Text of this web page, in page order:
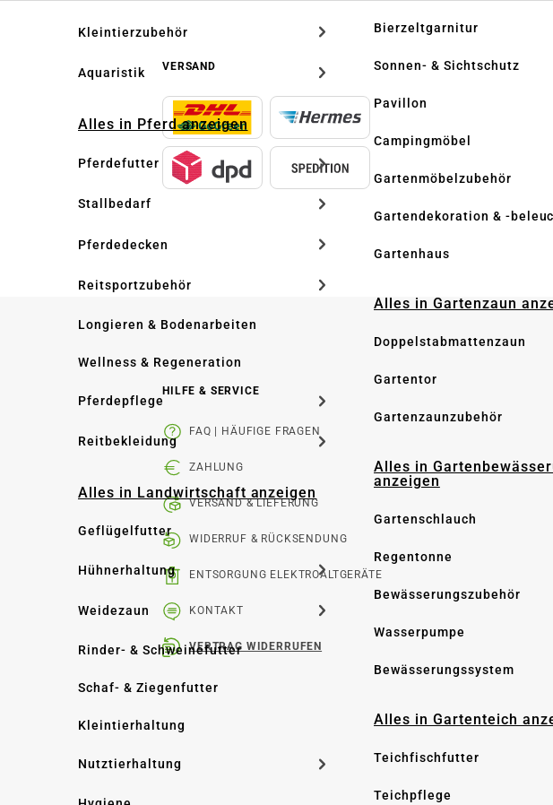
Kleintierzubehör
Aquaristik
Alles in Pferd anzeigen
Pferdefutter
Stallbedarf
Pferdedecken
Reitsportzubehör
Longieren & Bodenarbeiten
Wellness & Regeneration
Pferdepflege
Reitbekleidung
Alles in Landwirtschaft anzeigen
Geflügelfutter
Hühnerhaltung
Weidezaun
Rinder- & Schweinefutter
Schaf- & Ziegenfutter
Kleintierhaltung
Nutztierhaltung
Bierzeltgarnitur
Sonnen- & Sichtschutz
Pavillon
Campingmöbel
Gartenmöbelzubehör
Gartendekoration & -
Gartenhaus
Alles in Gartenzaun
Doppelstabmattenzaun
Gartentor
Gartenzaunzubehör
Alles in
anzeigen
Gartenschlauch
Regentonne
Bewässerungszubehör
Wasserpumpe
Bewässerungssystem
Alles in Gartenteich
Teichfischfutter
Teichpflege
VERSAND
HILFE & SERVICE
FAQ | HÄUFIGE FRAGEN
ZAHLUNG
VERSAND & LIEFERUNG
WIDERRUF & RÜCKSENDUNG
ENTSORGUNG ELEKTROALTGERÄTE
KONTAKT
VERTRAG WIDERRUFEN